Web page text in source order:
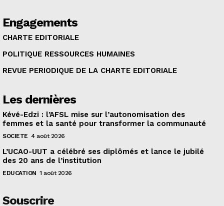
Engagements
CHARTE EDITORIALE
POLITIQUE RESSOURCES HUMAINES
REVUE PERIODIQUE DE LA CHARTE EDITORIALE
Les dernières
Kévé-Edzi : l’AFSL mise sur l’autonomisation des
femmes et la santé pour transformer la communauté
SOCIETE 4 août 2026
L’UCAO-UUT a célébré ses diplômés et lance le jubilé
des 20 ans de l’institution
EDUCATION 1 août 2026
Souscrire